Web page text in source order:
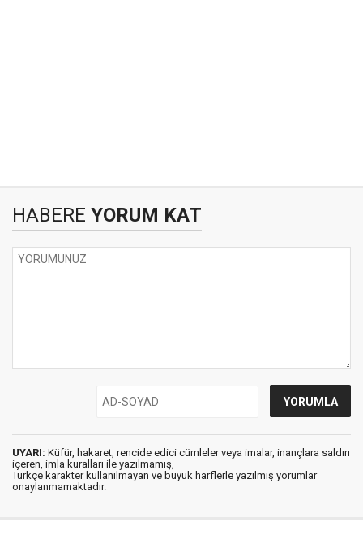
HABERE YORUM KAT
UYARI: Küfür, hakaret, rencide edici cümleler veya imalar, inançlara saldırı
içeren, imla kuralları ile yazılmamış,
Türkçe karakter kullanılmayan ve büyük harflerle yazılmış yorumlar
onaylanmamaktadır.